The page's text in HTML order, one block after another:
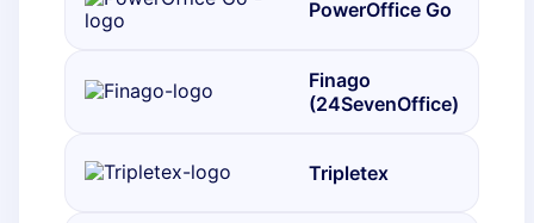
PowerOffice Go
Finago
(24SevenOffice)
Tripletex